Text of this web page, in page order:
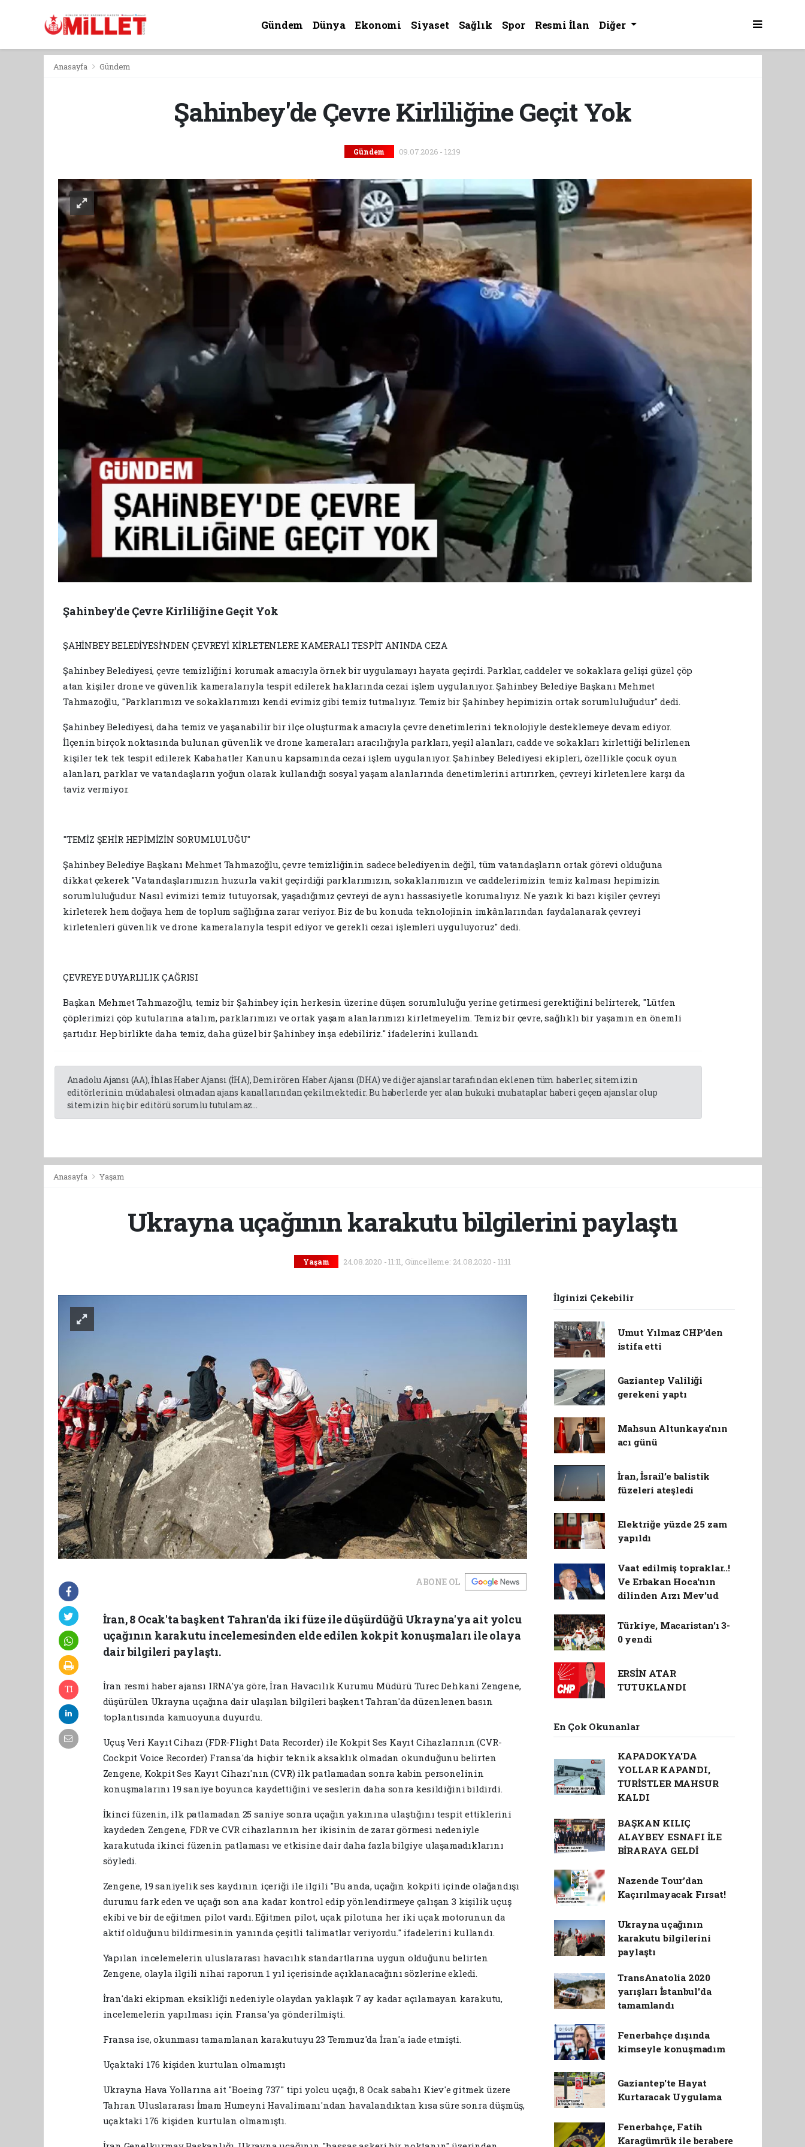
Gündem Dünya Ekonomi Siyaset Sağlık Spor Resmi İlan Diğer
Anasayfa Gündem
Şahinbey'de Çevre Kirliliğine Geçit Yok
Gündem 09.07.2026 - 12:19
Şahinbey'de Çevre Kirliliğine Geçit Yok
ŞAHİNBEY BELEDİYESİ’NDEN ÇEVREYİ KİRLETENLERE KAMERALI TESPİT ANINDA CEZA
Şahinbey Belediyesi, çevre temizliğini korumak amacıyla örnek bir uygulamayı hayata geçirdi. Parklar, caddeler ve sokaklara gelişi güzel çöp
atan kişiler drone ve güvenlik kameralarıyla tespit edilerek haklarında cezai işlem uygulanıyor. Şahinbey Belediye Başkanı Mehmet
Tahmazoğlu, "Parklarımızı ve sokaklarımızı kendi evimiz gibi temiz tutmalıyız. Temiz bir Şahinbey hepimizin ortak sorumluluğudur" dedi.
Şahinbey Belediyesi, daha temiz ve yaşanabilir bir ilçe oluşturmak amacıyla çevre denetimlerini teknolojiyle desteklemeye devam ediyor.
İlçenin birçok noktasında bulunan güvenlik ve drone kameraları aracılığıyla parkları, yeşil alanları, cadde ve sokakları kirlettiği belirlenen
kişiler tek tek tespit edilerek Kabahatler Kanunu kapsamında cezai işlem uygulanıyor. Şahinbey Belediyesi ekipleri, özellikle çocuk oyun
alanları, parklar ve vatandaşların yoğun olarak kullandığı sosyal yaşam alanlarında denetimlerini artırırken, çevreyi kirletenlere karşı da
taviz vermiyor.
"TEMİZ ŞEHİR HEPİMİZİN SORUMLULUĞU"
Şahinbey Belediye Başkanı Mehmet Tahmazoğlu, çevre temizliğinin sadece belediyenin değil, tüm vatandaşların ortak görevi olduğuna
dikkat çekerek "Vatandaşlarımızın huzurla vakit geçirdiği parklarımızın, sokaklarımızın ve caddelerimizin temiz kalması hepimizin
sorumluluğudur. Nasıl evimizi temiz tutuyorsak, yaşadığımız çevreyi de aynı hassasiyetle korumalıyız. Ne yazık ki bazı kişiler çevreyi
kirleterek hem doğaya hem de toplum sağlığına zarar veriyor. Biz de bu konuda teknolojinin imkânlarından faydalanarak çevreyi
kirletenleri güvenlik ve drone kameralarıyla tespit ediyor ve gerekli cezai işlemleri uyguluyoruz" dedi.
ÇEVREYE DUYARLILIK ÇAĞRISI
Başkan Mehmet Tahmazoğlu, temiz bir Şahinbey için herkesin üzerine düşen sorumluluğu yerine getirmesi gerektiğini belirterek, "Lütfen
çöplerimizi çöp kutularına atalım, parklarımızı ve ortak yaşam alanlarımızı kirletmeyelim. Temiz bir çevre, sağlıklı bir yaşamın en önemli
şartıdır. Hep birlikte daha temiz, daha güzel bir Şahinbey inşa edebiliriz." ifadelerini kullandı.
Anadolu Ajansı (AA), İhlas Haber Ajansı (İHA), Demirören Haber Ajansı (DHA) ve diğer ajanslar tarafından eklenen tüm haberler, sitemizin
editörlerinin müdahalesi olmadan ajans kanallarından çekilmektedir. Bu haberlerde yer alan hukuki muhataplar haberi geçen ajanslar olup
sitemizin hiç bir editörü sorumlu tutulamaz...
Anasayfa Yaşam
Ukrayna uçağının karakutu bilgilerini paylaştı
Yaşam 24.08.2020 - 11:11, Güncelleme: 24.08.2020 - 11:11
ABONE OL
İran, 8 Ocak'ta başkent Tahran'da iki füze ile düşürdüğü Ukrayna'ya ait yolcu
uçağının karakutu incelemesinden elde edilen kokpit konuşmaları ile olaya
dair bilgileri paylaştı.
İran resmi haber ajansı IRNA'ya göre, İran Havacılık Kurumu Müdürü Turec Dehkani Zengene,
düşürülen Ukrayna uçağına dair ulaşılan bilgileri başkent Tahran'da düzenlenen basın
toplantısında kamuoyuna duyurdu.
Uçuş Veri Kayıt Cihazı (FDR-Flight Data Recorder) ile Kokpit Ses Kayıt Cihazlarının (CVR-
Cockpit Voice Recorder) Fransa'da hiçbir teknik aksaklık olmadan okunduğunu belirten
Zengene, Kokpit Ses Kayıt Cihazı'nın (CVR) ilk patlamadan sonra kabin personelinin
konuşmalarını 19 saniye boyunca kaydettiğini ve seslerin daha sonra kesildiğini bildirdi.
İkinci füzenin, ilk patlamadan 25 saniye sonra uçağın yakınına ulaştığını tespit ettiklerini
kaydeden Zengene, FDR ve CVR cihazlarının her ikisinin de zarar görmesi nedeniyle
karakutuda ikinci füzenin patlaması ve etkisine dair daha fazla bilgiye ulaşamadıklarını
söyledi.
Zengene, 19 saniyelik ses kaydının içeriği ile ilgili "Bu anda, uçağın kokpiti içinde olağandışı
durumu fark eden ve uçağı son ana kadar kontrol edip yönlendirmeye çalışan 3 kişilik uçuş
ekibi ve bir de eğitmen pilot vardı. Eğitmen pilot, uçak pilotuna her iki uçak motorunun da
aktif olduğunu bildirmesinin yanında çeşitli talimatlar veriyordu." ifadelerini kullandı.
Yapılan incelemelerin uluslararası havacılık standartlarına uygun olduğunu belirten
Zengene, olayla ilgili nihai raporun 1 yıl içerisinde açıklanacağını sözlerine ekledi.
İran'daki ekipman eksikliği nedeniyle olaydan yaklaşık 7 ay kadar açılamayan karakutu,
incelemelerin yapılması için Fransa'ya gönderilmişti.
Fransa ise, okunması tamamlanan karakutuyu 23 Temmuz'da İran'a iade etmişti.
Uçaktaki 176 kişiden kurtulan olmamıştı
Ukrayna Hava Yollarına ait "Boeing 737" tipi yolcu uçağı, 8 Ocak sabahı Kiev'e gitmek üzere
Tahran Uluslararası İmam Humeyni Havalimanı'ndan havalandıktan kısa süre sonra düşmüş,
uçaktaki 176 kişiden kurtulan olmamıştı.
İlginizi Çekebilir
Umut Yılmaz CHP’den
istifa etti
Gaziantep Valiliği
gerekeni yaptı
Mahsun Altunkaya'nın
acı günü
İran, İsrail’e balistik
füzeleri ateşledi
Elektriğe yüzde 25 zam
yapıldı
Vaat edilmiş topraklar..!
Ve Erbakan Hoca'nın
dilinden Arzı Mev'ud
Türkiye, Macaristan'ı 3-
0 yendi
ERSİN ATAR
TUTUKLANDI
En Çok Okunanlar
KAPADOKYA'DA
YOLLAR KAPANDI,
TURİSTLER MAHSUR
KALDI
BAŞKAN KILIÇ
ALAYBEY ESNAFI İLE
BİRARAYA GELDİ
Nazende Tour’dan
Kaçırılmayacak Fırsat!
Ukrayna uçağının
karakutu bilgilerini
paylaştı
TransAnatolia 2020
yarışları İstanbul'da
tamamlandı
Fenerbahçe dışında
kimseyle konuşmadım
Gaziantep'te Hayat
Kurtaracak Uygulama
Fenerbahçe, Fatih
Karagümrük ile berabere